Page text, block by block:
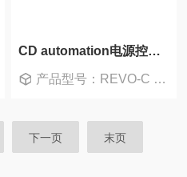
CD automation电源控制器REVO-C 2PH 690V
产品型号：REVO-C 2PH 690V
下一页 末页